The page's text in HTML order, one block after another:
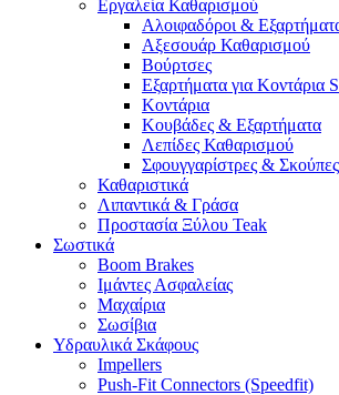
Εργαλεία Καθαρισμού
Αλοιφαδόροι &
Αξεσουάρ Καθαρισμού
Βούρτσες
Εξαρτήματα για Κοντάρια
Κοντάρια
Κουβάδες & Εξαρτήματα
Λεπίδες Καθαρισμού
Σφουγγαρίστρες & Σκούπες
Καθαριστικά
Λιπαντικά & Γράσα
Προστασία Ξύλου Teak
Σωστικά
Boom Brakes
Ιμάντες Ασφαλείας
Μαχαίρια
Σωσίβια
Υδραυλικά Σκάφους
Impellers
Push-Fit Connectors (Speedfit)